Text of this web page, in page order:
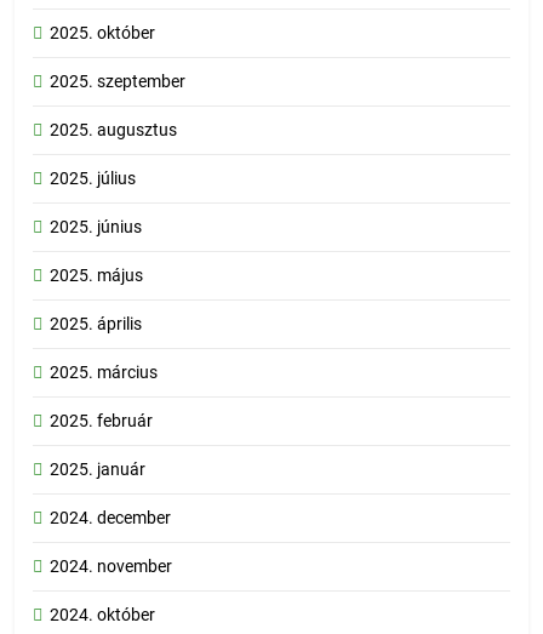
2025. október
2025. szeptember
2025. augusztus
2025. július
2025. június
2025. május
2025. április
2025. március
2025. február
2025. január
2024. december
2024. november
2024. október